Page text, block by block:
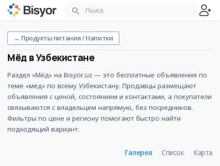
← Продукты питания / Напитки
Мёд в Узбекистане
Раздел «Мёд» на Bisyor.uz — это бесплатные объявления по
теме «мёд» по всему Узбекистану. Продавцы размещают
объявления с ценой, состоянием и контактами, а покупатели
связываются с владельцем напрямую, без посредников.
Фильтры по цене и региону помогают быстро найти
подходящий вариант.
Галерея Список Карта